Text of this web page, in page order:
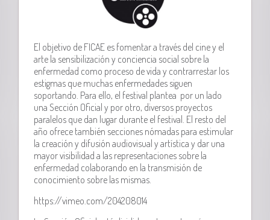
El objetivo de FICAE es fomentar a través del cine y el
arte la sensibilización y conciencia social sobre la
enfermedad como proceso de vida y contrarrestar los
estigmas que muchas enfermedades siguen
soportando. Para ello, el festival plantea por un lado
una Sección Oficial y por otro, diversos proyectos
paralelos que dan lugar durante el festival. El resto del
año ofrece también secciones nómadas para estimular
la creación y difusión audiovisual y artística y dar una
mayor visibilidad a las representaciones sobre la
enfermedad colaborando en la transmisión de
conocimiento sobre las mismas.
https://vimeo.com/204208014